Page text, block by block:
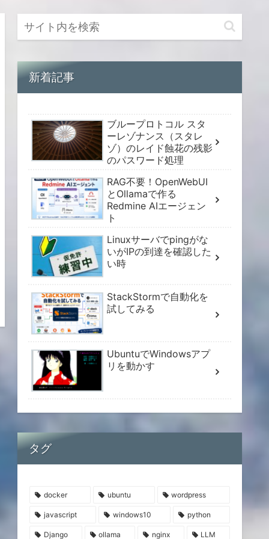
新着記事
ブループロトコル スタ
ーレゾナンス（スタレ
ゾ）のレイド蝕花の残影
のパスワード処理
RAG不要！OpenWebUI
とOllamaで作る
Redmine AIエージェン
ト
Linuxサーバでpingがな
いがIPの到達を確認した
い時
StackStormで自動化を
試してみる
UbuntuでWindowsアプ
リを動かす
タグ
docker ubuntu wordpress
javascript windows10 python
Django ollama nginx LLM